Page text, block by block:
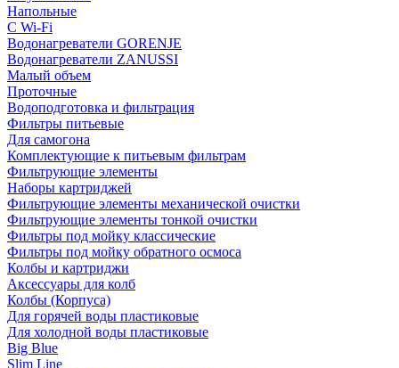
Напольные
С Wi-Fi
Водонагреватели GORENJE
Водонагреватели ZANUSSI
Малый объем
Проточные
Водоподготовка и фильтрация
Фильтры питьевые
Для самогона
Комплектующие к питьевым фильтрам
Фильтрующие элементы
Наборы картриджей
Фильтрующие элементы механической очистки
Фильтрующие элементы тонкой очистки
Фильтры под мойку классические
Фильтры под мойку обратного осмоса
Колбы и картриджи
Аксессуары для колб
Колбы (Корпуса)
Для горячей воды пластиковые
Для холодной воды пластиковые
Big Blue
Slim Line